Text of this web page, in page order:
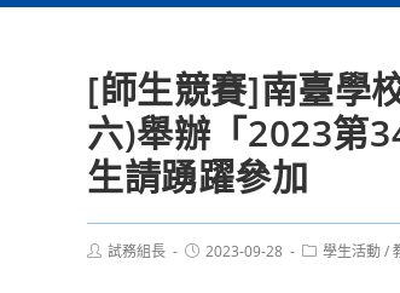
[師生競賽]南臺學
六)舉辦「2023第
生請踴躍參加
Post試務組長
Post2023-09-28
Post學生活動/